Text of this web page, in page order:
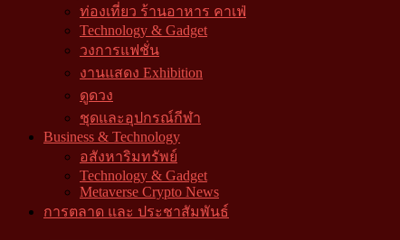
ท่องเที่ยว ร้านอาหาร คาเฟ่
Technology & Gadget
วงการแฟชั่น
งานแสดง Exhibition
ดูดวง
ชุดและอุปกรณ์กีฬา
Business & Technology
อสังหาริมทรัพย์
Technology & Gadget
Metaverse Crypto News
การตลาด และ ประชาสัมพันธ์